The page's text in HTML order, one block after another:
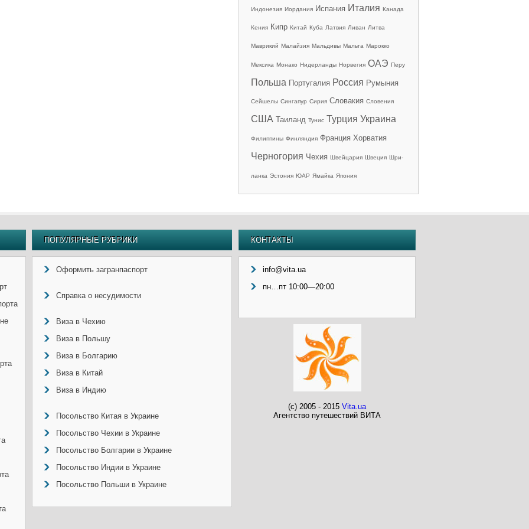
Индонезия Иордания Испания Италия Канада
Кения Кипр Китай Куба Латвия Ливан Литва
Маврикий Малайзия Мальдивы Мальта Марокко
Мексика Монако Нидерланды Норвегия ОАЭ Перу
Польша Португалия Россия Румыния
Сейшелы Сингапур Сирия Словакия Словения
США Таиланд Тунис Турция Украина
Филиппины Финляндия Франция Хорватия
Черногория Чехия Швейцария Швеция Шри-
ланка Эстония ЮАР Ямайка Япония
ПОПУЛЯРНЫЕ РУБРИКИ
Оформить загранпаспорт
Справка о несудимости
Виза в Чехию
Виза в Польшу
Виза в Болгарию
Виза в Китай
Виза в Индию
Посольство Китая в Украине
Посольство Чехии в Украине
Посольство Болгарии в Украине
Посольство Индии в Украине
Посольство Польши в Украине
КОНТАКТЫ
info@vita.ua
пн…пт 10:00—20:00
(c) 2005 - 2015 Vita.ua
Агентство путешествий ВИТА